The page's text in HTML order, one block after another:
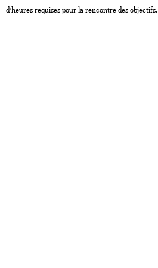
d’heures requises pour la rencontre des objectifs.